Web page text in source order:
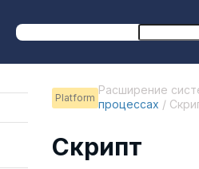
Platform
Расширение
процессах /
Скрипт